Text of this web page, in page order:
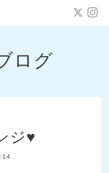
ログ
ジ♥️